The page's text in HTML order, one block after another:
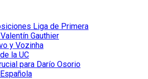
Liga de Primera
Gauthier
y Vozinha
la UC
para Darío Osorio